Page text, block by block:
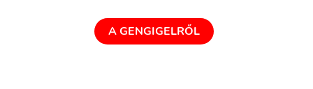
A GENGIGELRŐL